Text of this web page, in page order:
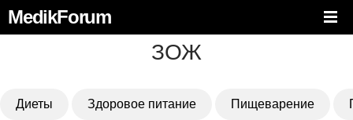
MedikForum
ЗОЖ
Диеты Здоровое питание Пищеварение